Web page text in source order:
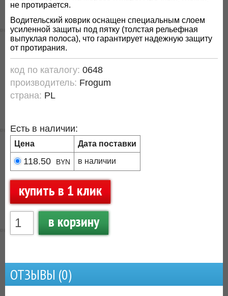
не протирается.
Водительский коврик оснащен специальным слоем
усиленной защиты под пятку (толстая рельефная
выпуклая полоса), что гарантирует надежную защиту
от протирания.
код по каталогу: 0648
производитель: Frogum
страна: PL
Есть в наличии:
Цена Дата поставки
118.50 BYN в наличии
купить в 1 клик
в корзину
ОТЗЫВЫ (0)